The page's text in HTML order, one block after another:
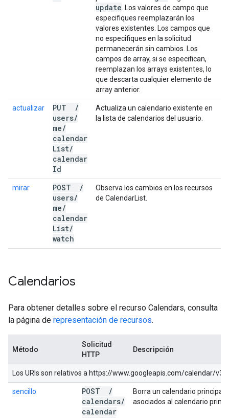
update . Los valores de campo que
especifiques reemplazarán los
valores existentes. Los campos que
no especifiques en la solicitud
permanecerán sin cambios. Los
campos de array, si se especifican,
reemplazan los arrays existentes, lo
que descarta cualquier elemento de
array anterior.
actualizar PUT
/
users/
me/
calendar
List/
calendar
Id
Actualiza un calendario existente en
la lista de calendarios del usuario.
mirar POST
/
users/
me/
calendar
List/
watch
Observa los cambios en los recursos
de CalendarList.
Calendarios
Para obtener detalles sobre el recurso Calendars, consulta
la página de representación de recursos.
Método
Solicitud
HTTP
Descripción
Los URIs son relativos a https://www.googleapis.com/calendar/v3,
sencillo POST
/
calendars/
calendar
Borra un calendario
asociados al calendario